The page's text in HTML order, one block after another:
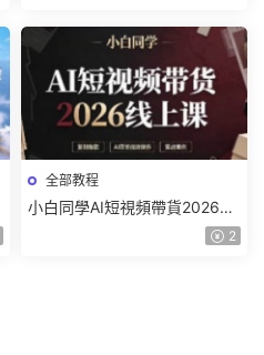
全部教程
小白同學AI短視頻帶貨2026線
2